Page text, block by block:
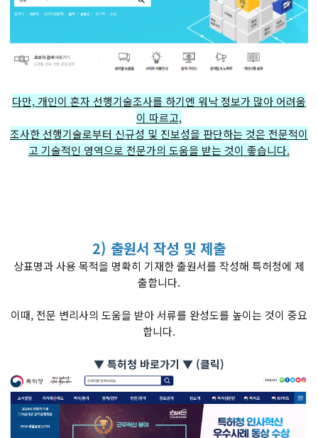
다만, 개인이 혼자 선행기술조사를 하기엔 워낙 정보가 많아 어려움
이 따르고,
조사한 선행기술로부터 신규성 및 진보성을 판단하는 것은 전문적이
고 기술적인 영역으로 전문가의 도움을 받는 것이 좋습니다.
2) 출원서 작성 및 제출
상표명과 사용 목적을 명확히 기재한 출원서를 작성해 특허청에 제
출합니다.
이때, 전문 변리사의 도움을 받아 서류를 완성도를 높이는 것이 중요
합니다.
▼ 특허청 바로가기 ▼ (클릭)